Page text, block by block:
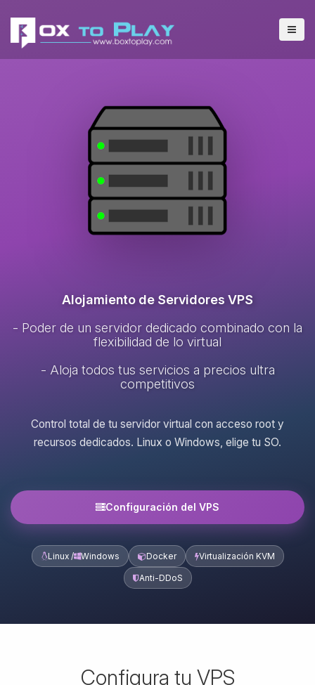
Alojamiento de Servidores VPS
- Poder de un servidor dedicado combinado con la
flexibilidad de lo virtual
- Aloja todos tus servicios a precios ultra
competitivos
Control total de tu servidor virtual con acceso root y
recursos dedicados. Linux o Windows, elige tu SO.
Configuración del VPS
Linux / Windows Docker Virtualización KVM
Anti-DDoS
Configura tu VPS